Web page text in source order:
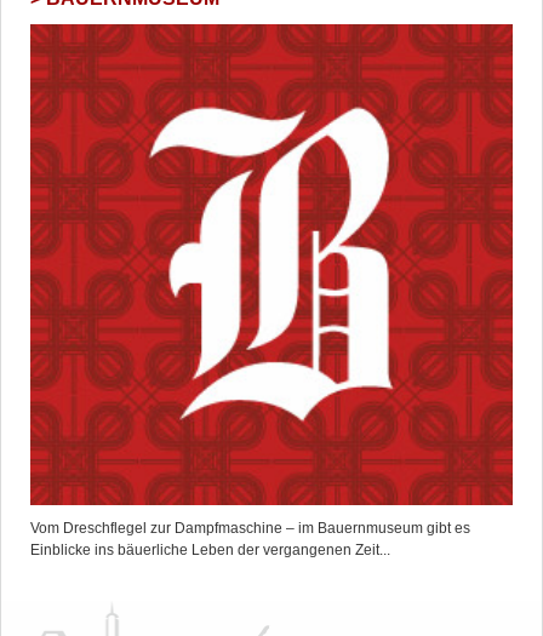
Vom Dreschflegel zur Dampfmaschine – im Bauernmuseum gibt es
Einblicke ins bäuerliche Leben der vergangenen Zeit...